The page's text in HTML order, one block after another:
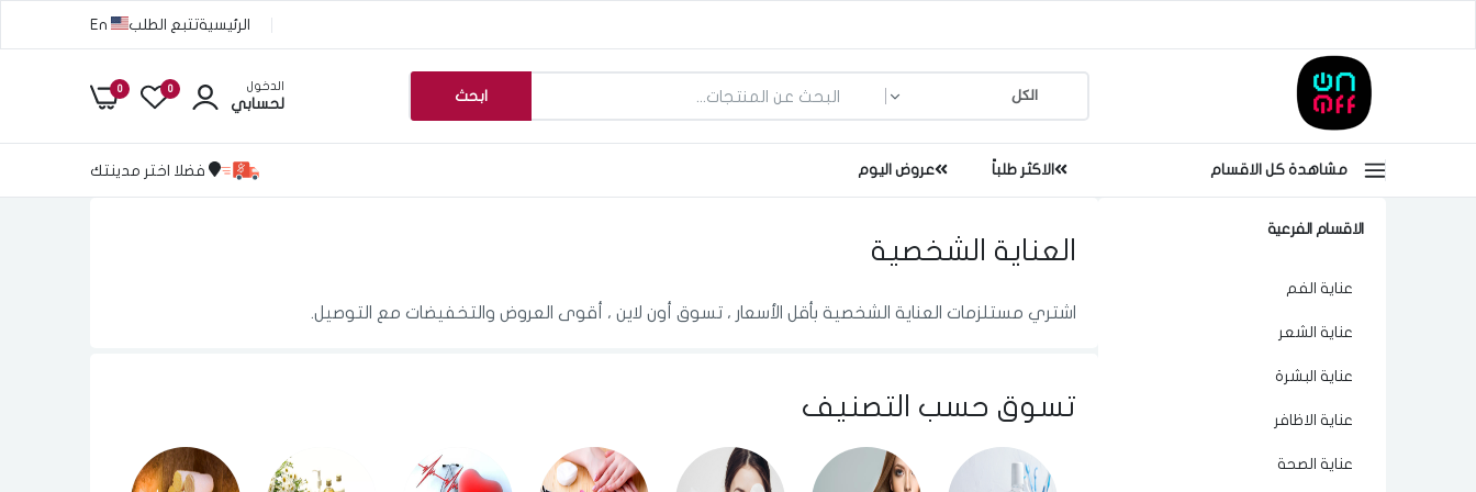
الرئيسيةتتبع الطلب En
ابحث
الدخول
لحسابي
0
0
مشاهدة كل الاقسام الاكثر طلباً عروض اليوم فضلا اختر مدينتك
الاقسام الفرعية
عناية الفم
عناية الشعر
عناية البشرة
عناية الاظافر
عناية الصحة
العناية الشخصية
اشتري مستلزمات العناية الشخصية بأقل الأسعار ، تسوق أون لاين ، أقوى العروض والتخفيضات مع التوصيل.
تسوق حسب التصنيف
ما الذي تبحث عنه؟